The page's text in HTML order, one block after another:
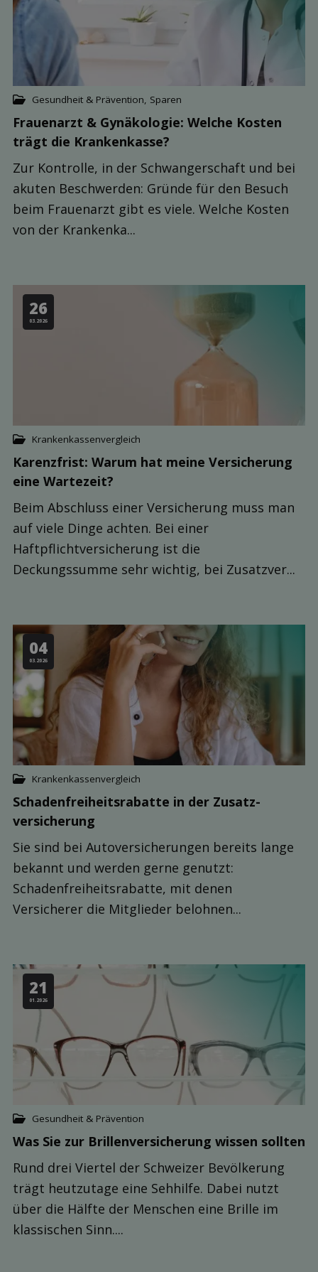
Gesundheit & Prävention Sparen
Frauenarzt & Gynäkologie: Welche Kosten
trägt die Kranken­kasse?
Zur Kontrolle, in der Schwangerschaft und bei
akuten Beschwerden: Gründe für den Besuch
beim Frauenarzt gibt es viele. Welche Kosten
von der Krankenka...
26
03.2026
Krankenkassenvergleich
Karenzfrist: Warum hat meine Ver­sicherung
eine Warte­zeit?
Beim Abschluss einer Versicherung muss man
auf viele Dinge achten. Bei einer
Haftpflichtversicherung ist die
Deckungssumme sehr wichtig, bei Zusatzver...
04
03.2026
Krankenkassenvergleich
Schaden­freiheits­rabatte in der Zusatz­
versicherung
Sie sind bei Autoversicherungen bereits lange
bekannt und werden gerne genutzt:
Schadenfreiheitsrabatte, mit denen
Versicherer die Mitglieder belohnen...
21
01.2026
Gesundheit & Prävention
Was Sie zur Brillen­versicherung wissen sollten
Rund drei Viertel der Schweizer Bevölkerung
trägt heutzutage eine Sehhilfe. Dabei nutzt
über die Hälfte der Menschen eine Brille im
klassischen Sinn....